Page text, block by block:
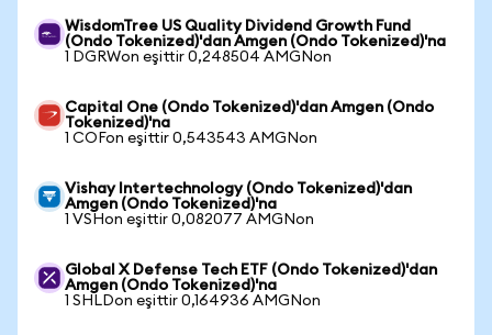
WisdomTree US Quality Dividend Growth Fund
(Ondo Tokenized)'dan Amgen (Ondo Tokenized)'na
1 DGRWon eşittir 0,248504 AMGNon
Capital One (Ondo Tokenized)'dan Amgen (Ondo
Tokenized)'na
1 COFon eşittir 0,543543 AMGNon
Vishay Intertechnology (Ondo Tokenized)'dan
Amgen (Ondo Tokenized)'na
1 VSHon eşittir 0,082077 AMGNon
Global X Defense Tech ETF (Ondo Tokenized)'dan
Amgen (Ondo Tokenized)'na
1 SHLDon eşittir 0,164936 AMGNon